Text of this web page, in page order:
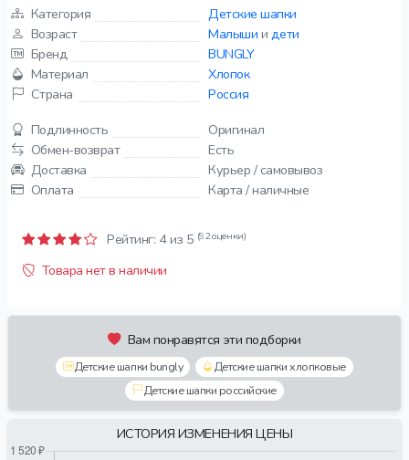
Категория
Детские шапки
Возраст
Малыши и дети
Бренд
BUNGLY
Материал
Хлопок
Страна
Россия
Подлинность
Оригинал
Обмен-возврат
Есть
Доставка
Курьер / самовывоз
Оплата
Карта / наличные
Рейтинг: 4из 5 (92 оценки)
Товара нет в наличии
Вам понравятся эти подборки
Детские шапки bungly
Детские шапки хлопковые
Детские шапки российские
ИСТОРИЯ ИЗМЕНЕНИЯ ЦЕНЫ